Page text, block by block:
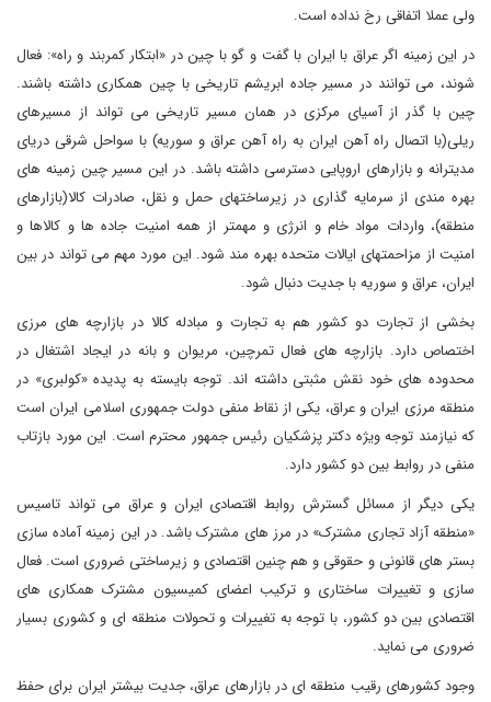
ولی عملا اتفاقی رخ نداده است.
در این زمینه اگر عراق با ایران با گفت و گو با چین در «ابتکار کمربند و راه»: فعال
شوند، می توانند در مسیر جاده ابریشم تاریخی با چین همکاری داشته باشند.
چین با گذر از آسیای مرکزی در همان مسیر تاریخی می تواند از مسیرهای
ریلی(با اتصال راه آهن ایران به راه آهن عراق و سوریه) با سواحل شرقی دریای
مدیترانه و بازارهای اروپایی دسترسی داشته باشد. در این مسیر چین زمینه های
بهره مندی از سرمایه گذاری در زیرساختهای حمل و نقل، صادرات کالا(بازارهای
منطقه)، واردات مواد خام و انرژی و مهمتر از همه امنیت جاده ها و کالاها و
امنیت از مزاحمتهای ایالات متحده بهره مند شود. این مورد مهم می تواند در بین
ایران، عراق و سوریه با جدیت دنبال شود.
بخشی از تجارت دو کشور هم به تجارت و مبادله کالا در بازارچه های مرزی
اختصاص دارد. بازارچه های فعال تمرچین، مریوان و بانه در ایجاد اشتغال در
محدوده های خود نقش مثبتی داشته اند. توجه بایسته به پدیده «کولبری» در
منطقه مرزی ایران و عراق، یکی از نقاط منفی دولت جمهوری اسلامی ایران است
که نیازمند توجه ویژه دکتر پزشکیان رئیس جمهور محترم است. این مورد بازتاب
منفی در روابط بین دو کشور دارد.
یکی دیگر از مسائل گسترش روابط اقتصادی ایران و عراق می تواند تاسیس
«منطقه آزاد تجاری مشترک» در مرز های مشترک باشد. در این زمینه آماده سازی
بستر های قانونی و حقوقی و هم چنین اقتصادی و زیرساختی ضروری است. فعال
سازی و تغییرات ساختاری و ترکیب اعضای کمیسیون مشترک همکاری های
اقتصادی بین دو کشور، با توجه به تغییرات و تحولات منطقه ای و کشوری بسیار
ضروری می نماید.
وجود کشورهای رقیب منطقه ای در بازارهای عراق، جدیت بیشتر ایران برای حفظ